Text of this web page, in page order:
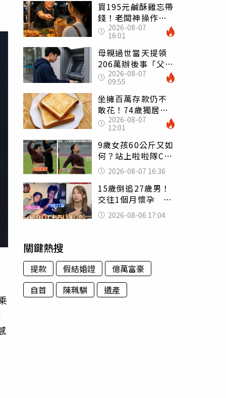
買195元鹹酥雞忘帶
錢！老闆神操作
「倒找5元」 全網
看哭：這就是台灣
2026-08-07
16:01
母親過世當天提領
206萬辦後事「父子
遭判刑」 律師：
搶錢先下手是罪
2026-08-07
09:55
坐擁百萬存款仍不
敢花！74歲獨居翁
「1餐只吃1片吐
司」 半年後暴瘦
嚇壞女兒
2026-08-07
12:01
9歲女孩60公斤又如
何？站上啦啦隊C位
驚艷全場 千萬網
友被圈粉
2026-08-07 16:36
15歲倒追27歲男！
交往1個月懷孕 36
歲當阿嬤故事曝光
2026-08-06 17:04
關鍵熱搜
提款 假結婚證
億萬富豪
自首
陳珮騏 遺產